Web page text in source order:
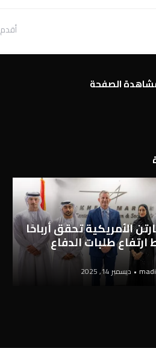
أقدم
الصفحة
الأمريكية تحقق أرباحًا
طلبات الدفاع
• ديسمبر 14, 2025